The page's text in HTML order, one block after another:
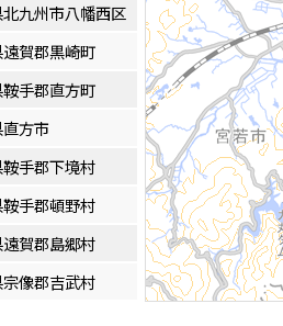
九州市八幡西区
賀郡黒崎町
手郡直方町
方市
手郡下境村
手郡頓野村
賀郡島郷村
像郡吉武村